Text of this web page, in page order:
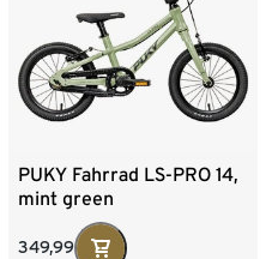
PUKY Fahrrad LS-PRO 14,
mint green
349,99